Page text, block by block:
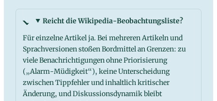
Reicht die Wikipedia-Beobachtungsliste?
Für einzelne Artikel ja. Bei mehreren Artikeln und
Sprachversionen stoßen Bordmittel an Grenzen: zu
viele Benachrichtigungen ohne Priorisierung
(„Alarm-Müdigkeit“), keine Unterscheidung
zwischen Tippfehler und inhaltlich kritischer
Änderung, und Diskussionsdynamik bleibt